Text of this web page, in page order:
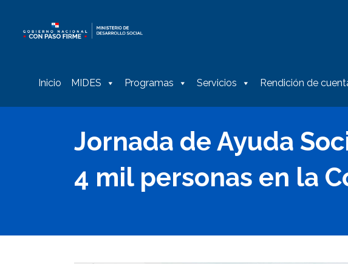
Inicio MIDES Programas Servicios Rendición de
Jornada de Ayuda
4 mil personas en la